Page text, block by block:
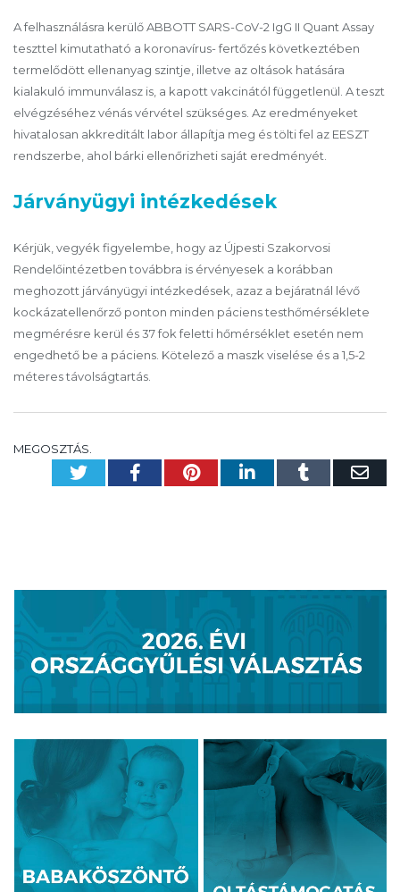
A felhasználásra kerülő ABBOTT SARS-CoV-2 IgG II Quant Assay
teszttel kimutatható a koronavírus- fertőzés következtében
termelődött ellenanyag szintje, illetve az oltások hatására
kialakuló immunválasz is, a kapott vakcinától függetlenül. A teszt
elvégzéséhez vénás vérvétel szükséges. Az eredményeket
hivatalosan akkreditált labor állapítja meg és tölti fel az EESZT
rendszerbe, ahol bárki ellenőrizheti saját eredményét.
Járványügyi intézkedések
Kérjük, vegyék figyelembe, hogy az Újpesti Szakorvosi
Rendelőintézetben továbbra is érvényesek a korábban
meghozott járványügyi intézkedések, azaz a bejáratnál lévő
kockázatellenőrző ponton minden páciens testhőmérséklete
megmérésre kerül és 37 fok feletti hőmérséklet esetén nem
engedhető be a páciens. Kötelező a maszk viselése és a 1,5-2
méteres távolságtartás.
MEGOSZTÁS.
TwitterFacebookPinterest
LinkedIn
Tumblr